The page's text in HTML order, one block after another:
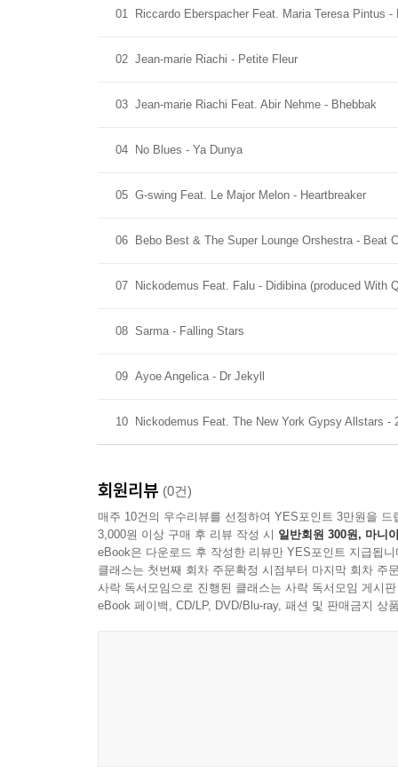
01 Riccardo Eberspacher Feat. Maria Teresa Pintus -
02 Jean-marie Riachi - Petite Fleur
03 Jean-marie Riachi Feat. Abir Nehme - Bhebbak
04 No Blues - Ya Dunya
05 G-swing Feat. Le Major Melon - Heartbreaker
06 Bebo Best & The Super Lounge Orshestra - Beat
07 Nickodemus Feat. Falu - Didibina (produced With
08 Sarma - Falling Stars
09 Ayoe Angelica - Dr Jekyll
10 Nickodemus Feat. The New York Gypsy Allstars -
회원리뷰 (0건)
매주 10건의 우수리뷰를 선정하여 YES포인트 3만원을 드
3,000원 이상 구매 후 리뷰 작성 시 일반회원 300원, 마니
eBook은 다운로드 후 작성한 리뷰만 YES포인트 지급됩니
클래스는 첫번째 회차 주문확정 시점부터 마지막 회차 주
사락 독서모임으로 진행된 클래스는 사락 독서모임 게시
eBook 페이백, CD/LP, DVD/Blu-ray, 패션 및 판매금지 상